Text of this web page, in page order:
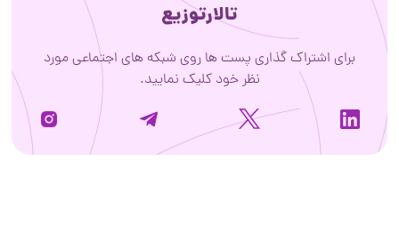
تالارتوزیع
برای اشتراک گذاری پست ها روی شبکه های اجتماعی مورد
نظر خود کلیک نمایید.